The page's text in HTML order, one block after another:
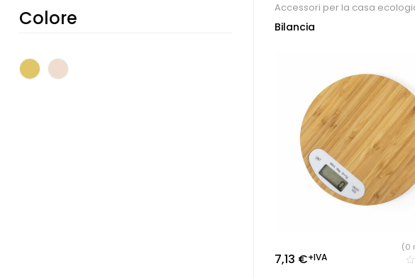
Accessori per la casa
gadget personalizzati
Bilancia
7,13 €+IVA
(0
Colore